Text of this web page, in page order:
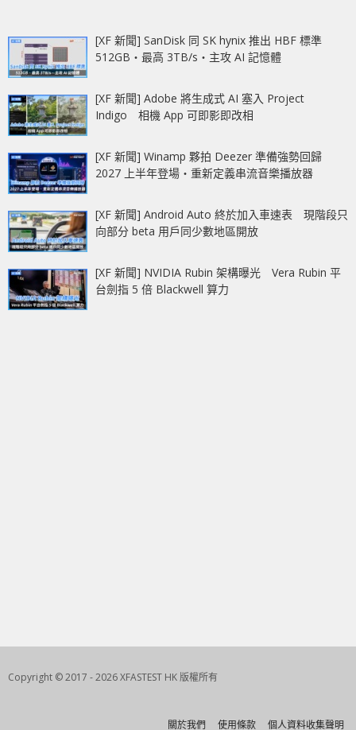
[XF 新聞] SanDisk 同 SK hynix 推出 HBF 標準
512GB‧最高 3TB/s‧主攻 AI 記憶體
[XF 新聞] Adobe 將生成式 AI 塞入 Project
Indigo 相機 App 可即影即改相
[XF 新聞] Winamp 夥拍 Deezer 準備強勢回歸
2027 上半年登場‧重新定義串流音樂播放器
[XF 新聞] Android Auto 終於加入車速表 現階段只
向部分 beta 用戶同少數地區開放
[XF 新聞] NVIDIA Rubin 架構曝光 Vera Rubin 平
台劍指 5 倍 Blackwell 算力
Copyright © 2017 - 2026 XFASTEST HK 版權所有
關於我們 使用條款 個人資料收集聲明